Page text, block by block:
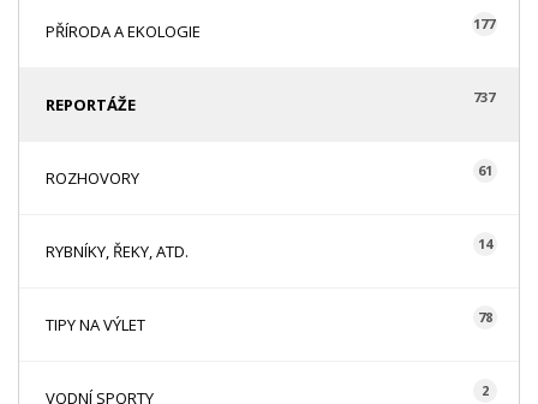
PŘÍRODA A EKOLOGIE 177
REPORTÁŽE 737
ROZHOVORY 61
RYBNÍKY, ŘEKY, ATD. 14
TIPY NA VÝLET 78
VODNÍ SPORTY 2